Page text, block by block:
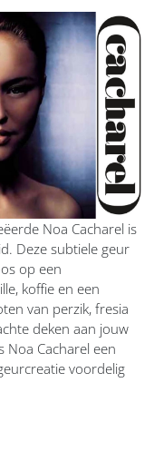
Noa Cacharel is
Deze subtiele geur
op een
koffie en een
van perzik, fresia
deken aan jouw
Noa Cacharel een
voordelig